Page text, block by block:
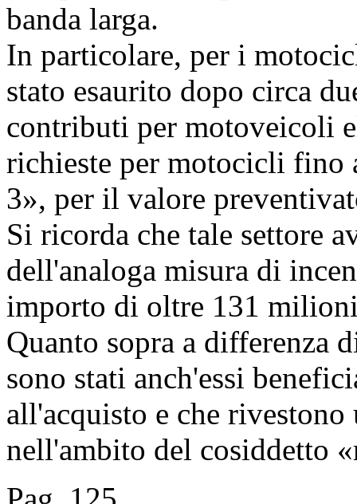
banda larga.
In particolare, per i
stato esaurito dopo circa
contributi per motoveicoli
richieste per motocicli fino
3», per il valore
Si ricorda che tale settore
dell'analoga misura di
importo di oltre 131
Quanto sopra a differenza
sono stati anch'essi
all'acquisto e che
nell'ambito del cosiddetto